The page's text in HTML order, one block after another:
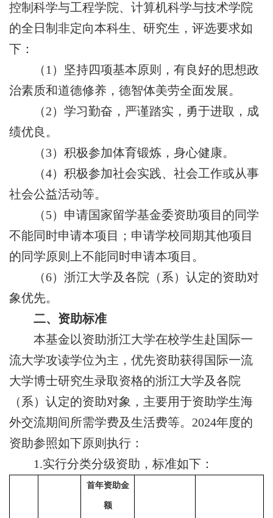
控制科学与工程学院、计算机科学与技术学院
的全日制非定向本科生、研究生， 评选要求如
下 ：
（1 ）坚持四项基本原则，有良好的思想政
治素质和道德修养，德智体美劳全面发展。
（2）学习勤奋，严谨踏实，勇于进取，成
绩优良。
（3）积极参加体育锻炼，身心健康。
（4）积极参加社会实践、社会工作或从事
社会公益活动等。
（5）申请国家留学基金委资助项目的同学
不能同时申请本项目
； 申请学校同期其他项目
的同学原则上不能同时申请本项目。
（6）浙江大学及各院（系）认定的资助对
象优先。
二、资助标准
本基金以资助浙江大学在校学生赴国际一
流大学攻读学位为主， 优先资助获得国际一流
大学博士研究生录取资格的浙江大学及各院
（系）认定的资助对象， 主要用于资助学生海
外交流期间所需学费及生活费等。 2024年度的
资助参照如下原则执行：
1.实行分类分级资助，标准如下：
首年资助金
额